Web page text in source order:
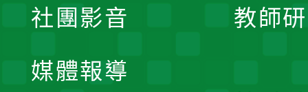
教師
社團影音
媒體報導